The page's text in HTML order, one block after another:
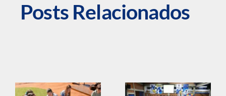
Posts Relacionados